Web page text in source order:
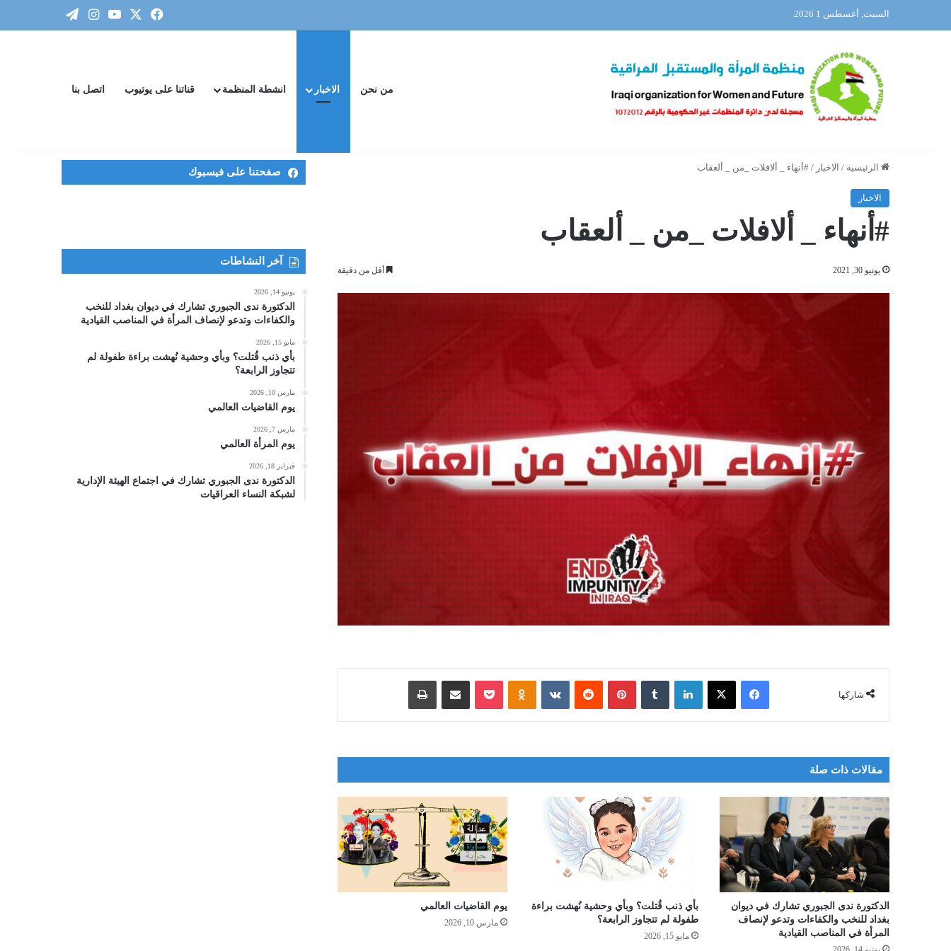
السبت, أغسطس 1 2026 فيسبوك
‫X
‫YouTubeانستقرام
من نحن الاخبار انشطة المنظمة قناتنا على يوتيوب اتصل بنا
الرئيسية / الاخبار / #أنهاء _ ألافلات _من _ ألعقاب
الاخبار
#أنهاء _ ألافلات _من _ ألعقاب
يونيو 30, 2021 أقل من دقيقة
شاركها
فيسبوك ‫X لينكدإن بينتيريست مشاركة عبر البريد
مقالات ذات صلة
الدكتورة ندى الجبوري تشارك في ديوان
بغداد للنخب والكفاءات وتدعو لإنصاف
المرأة في المناصب القيادية
بأي ذنب قُتلت؟ وبأي وحشية نُهشت براءة
طفولة لم تتجاوز الرابعة؟
مايو 15, 2026
يوم القاضيات العالمي
مارس 10, 2026
صفحتنا على فيسبوك
آخر النشاطات
يونيو 14, 2026
الدكتورة ندى الجبوري تشارك في ديوان بغداد للنخب
والكفاءات وتدعو لإنصاف المرأة في المناصب القيادية
مايو 15, 2026
بأي ذنب قُتلت؟ وبأي وحشية نُهشت براءة طفولة لم
تتجاوز الرابعة؟
مارس 10, 2026
يوم القاضيات العالمي
مارس 7, 2026
يوم المرأة العالمي
فبراير 18, 2026
الدكتورة ندى الجبوري تشارك في اجتماع الهيئة الإدارية
لشبكة النساء العراقيات